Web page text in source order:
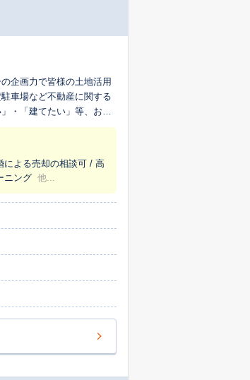
企画力で皆様の土地活用
・「建てたい」等、お客
による売却の相談可 / 高
ニング 他...